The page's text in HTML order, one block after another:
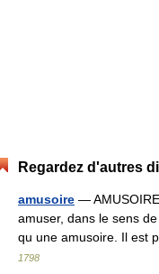
Regardez d'autres
amusoire —
amuser, dans le sens
qu une amusoire. Il est
1798